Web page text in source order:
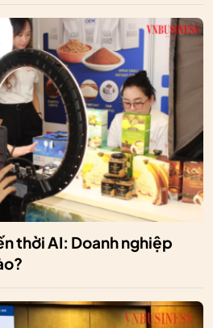
thời AI: Doanh nghiệp